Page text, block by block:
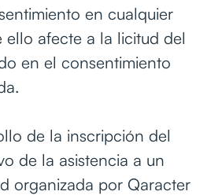
en cualquier
ello afecte a la licitud del
en el consentimiento
de la inscripción del
de la asistencia a un
organizada por Qaracter